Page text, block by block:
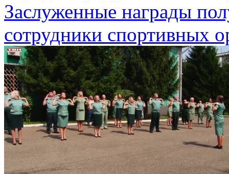
Заслуженные награды
сотрудники спортивных